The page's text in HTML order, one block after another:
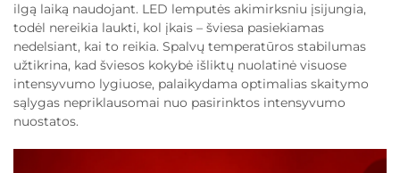
ilgą laiką naudojant. LED lemputės akimirksniu įsijungia,
todėl nereikia laukti, kol įkais – šviesa pasiekiamas
nedelsiant, kai to reikia. Spalvų temperatūros stabilumas
užtikrina, kad šviesos kokybė išliktų nuolatinė visuose
intensyvumo lygiuose, palaikydama optimalias skaitymo
sąlygas nepriklausomai nuo pasirinktos intensyvumo
nuostatos.